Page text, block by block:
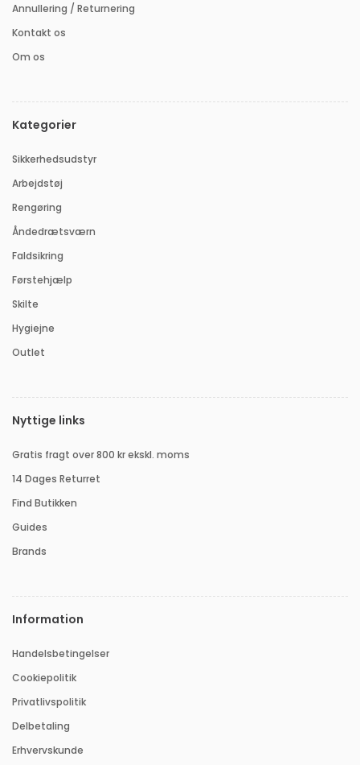
Annullering / Returnering
Kontakt os
Om os
Kategorier
Sikkerhedsudstyr
Arbejdstøj
Rengøring
Åndedrætsværn
Faldsikring
Førstehjælp
Skilte
Hygiejne
Outlet
Nyttige links
Gratis fragt over 800 kr ekskl. moms
14 Dages Returret
Find Butikken
Guides
Brands
Information
Handelsbetingelser
Cookiepolitik
Privatlivspolitik
Delbetaling
Erhvervskunde